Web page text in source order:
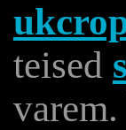
teised